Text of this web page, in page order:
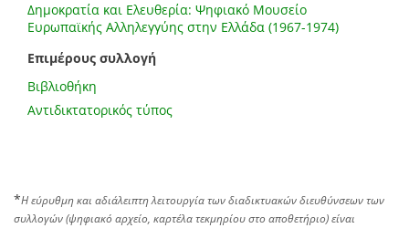
Δημοκρατία και Ελευθερία: Ψηφιακό Μουσείο
Ευρωπαϊκής Αλληλεγγύης στην Ελλάδα (1967-1974)
Επιμέρους συλλογή
Βιβλιοθήκη
Αντιδικτατορικός τύπος
*Η εύρυθμη και αδιάλειπτη λειτουργία των διαδικτυακών διευθύνσεων των
συλλογών (ψηφιακό αρχείο, καρτέλα τεκμηρίου στο αποθετήριο) είναι